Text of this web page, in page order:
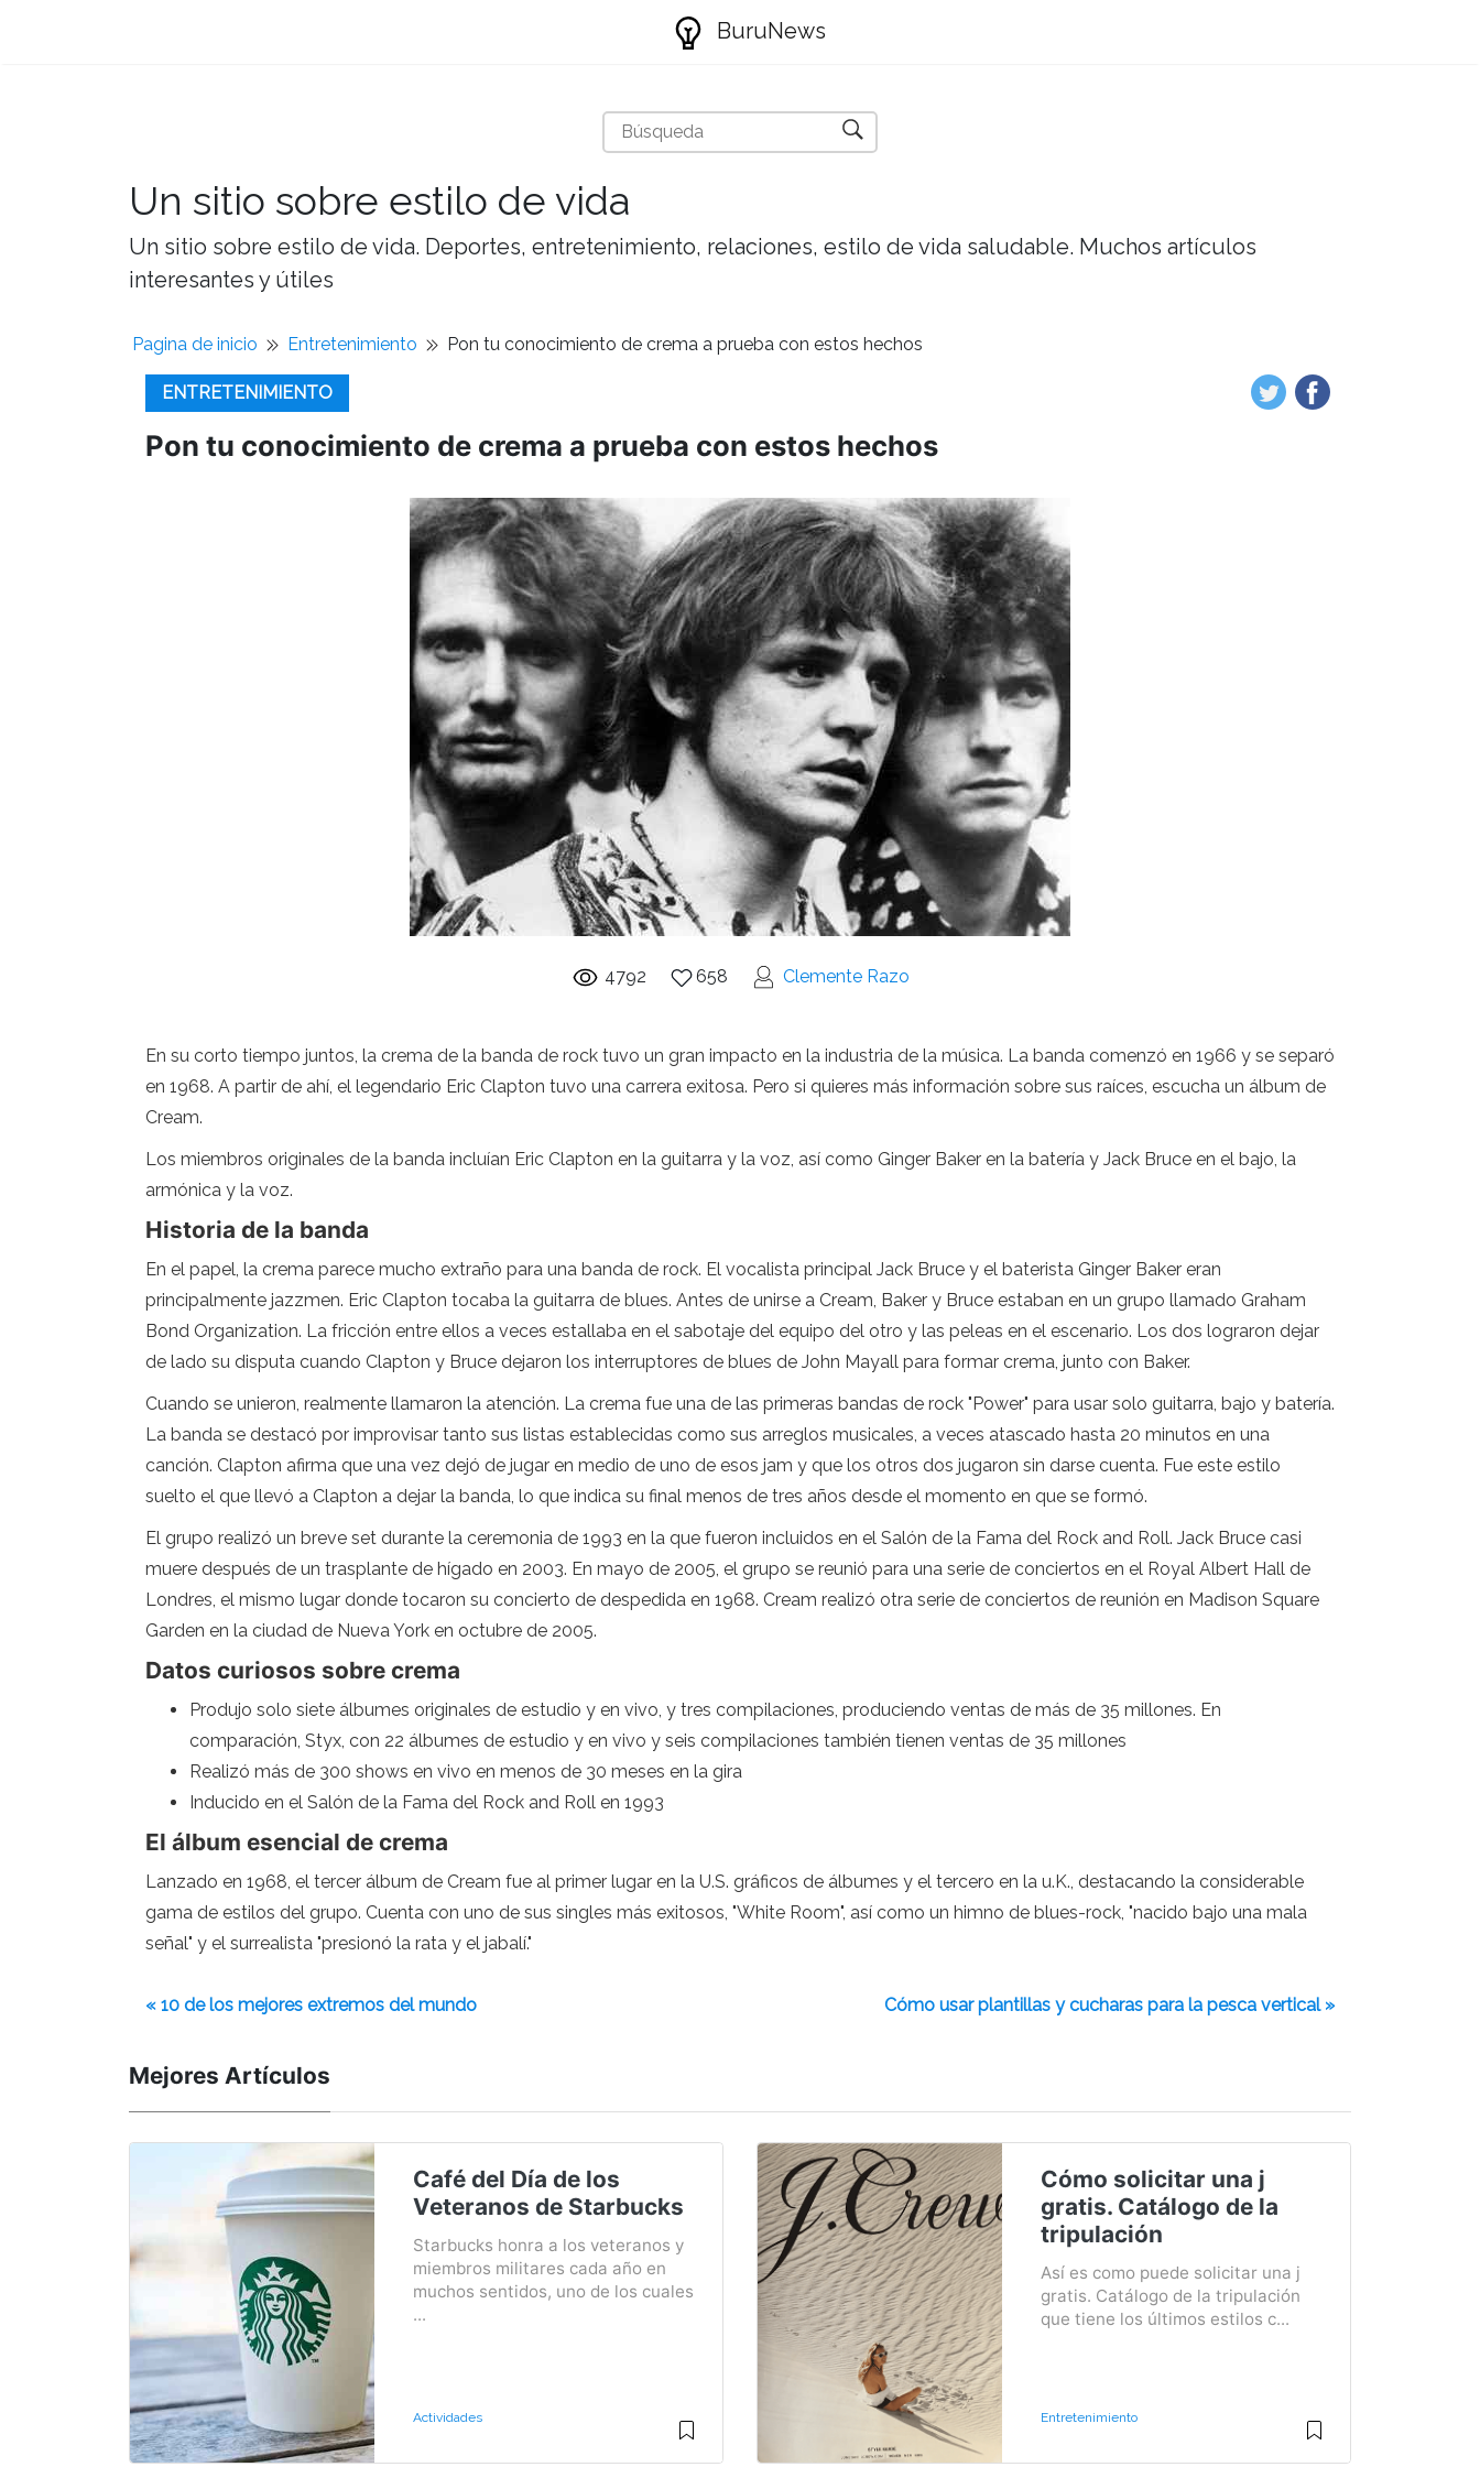
BuruNews
Un sitio sobre estilo de vida
Un sitio sobre estilo de vida. Deportes, entretenimiento, relaciones, estilo de vida saludable. Muchos artículos
interesantes y útiles
Pagina de inicio Entretenimiento Pon tu conocimiento de crema a prueba con estos hechos
ENTRETENIMIENTO
Pon tu conocimiento de crema a prueba con estos hechos
4792 658 Clemente Razo
En su corto tiempo juntos, la crema de la banda de rock tuvo un gran impacto en la industria de la música. La banda comenzó en 1966 y se separó
en 1968. A partir de ahí, el legendario Eric Clapton tuvo una carrera exitosa. Pero si quieres más información sobre sus raíces, escucha un álbum de
Cream.
Los miembros originales de la banda incluían Eric Clapton en la guitarra y la voz, así como Ginger Baker en la batería y Jack Bruce en el bajo, la
armónica y la voz.
Historia de la banda
En el papel, la crema parece mucho extraño para una banda de rock. El vocalista principal Jack Bruce y el baterista Ginger Baker eran
principalmente jazzmen. Eric Clapton tocaba la guitarra de blues. Antes de unirse a Cream, Baker y Bruce estaban en un grupo llamado Graham
Bond Organization. La fricción entre ellos a veces estallaba en el sabotaje del equipo del otro y las peleas en el escenario. Los dos lograron dejar
de lado su disputa cuando Clapton y Bruce dejaron los interruptores de blues de John Mayall para formar crema, junto con Baker.
Cuando se unieron, realmente llamaron la atención. La crema fue una de las primeras bandas de rock "Power" para usar solo guitarra, bajo y batería.
La banda se destacó por improvisar tanto sus listas establecidas como sus arreglos musicales, a veces atascado hasta 20 minutos en una
canción. Clapton afirma que una vez dejó de jugar en medio de uno de esos jam y que los otros dos jugaron sin darse cuenta. Fue este estilo
suelto el que llevó a Clapton a dejar la banda, lo que indica su final menos de tres años desde el momento en que se formó.
El grupo realizó un breve set durante la ceremonia de 1993 en la que fueron incluidos en el Salón de la Fama del Rock and Roll. Jack Bruce casi
muere después de un trasplante de hígado en 2003. En mayo de 2005, el grupo se reunió para una serie de conciertos en el Royal Albert Hall de
Londres, el mismo lugar donde tocaron su concierto de despedida en 1968. Cream realizó otra serie de conciertos de reunión en Madison Square
Garden en la ciudad de Nueva York en octubre de 2005.
Datos curiosos sobre crema
Produjo solo siete álbumes originales de estudio y en vivo, y tres compilaciones, produciendo ventas de más de 35 millones. En
comparación, Styx, con 22 álbumes de estudio y en vivo y seis compilaciones también tienen ventas de 35 millones
Realizó más de 300 shows en vivo en menos de 30 meses en la gira
Inducido en el Salón de la Fama del Rock and Roll en 1993
El álbum esencial de crema
Lanzado en 1968, el tercer álbum de Cream fue al primer lugar en la U.S. gráficos de álbumes y el tercero en la u.K., destacando la considerable
gama de estilos del grupo. Cuenta con uno de sus singles más exitosos, "White Room", así como un himno de blues-rock, "nacido bajo una mala
señal" y el surrealista "presionó la rata y el jabalí."
« 10 de los mejores extremos del mundo Cómo usar plantillas y cucharas para la pesca vertical »
Mejores Artículos
Café del Día de los
Veteranos de Starbucks
Starbucks honra a los veteranos y
miembros militares cada año en
muchos sentidos, uno de los cuales
...
Actividades
Cómo solicitar una j
gratis. Catálogo de la
tripulación
Así es como puede solicitar una j
gratis. Catálogo de la tripulación
que tiene los últimos estilos c...
Entretenimiento